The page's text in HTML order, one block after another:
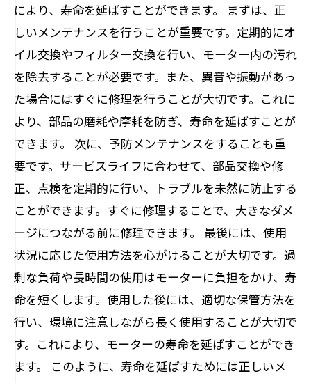
により、寿命を延ばすことができます。 まずは、正
しいメンテナンスを行うことが重要です。定期的にオ
イル交換やフィルター交換を行い、モーター内の汚れ
を除去することが必要です。また、異音や振動があっ
た場合にはすぐに修理を行うことが大切です。これに
より、部品の磨耗や摩耗を防ぎ、寿命を延ばすことが
できます。 次に、予防メンテナンスをすることも重
要です。サービスライフに合わせて、部品交換や修
正、点検を定期的に行い、トラブルを未然に防止する
ことができます。すぐに修理することで、大きなダメ
ージにつながる前に修理できます。 最後には、使用
状況に応じた使用方法を心がけることが大切です。過
剰な負荷や長時間の使用はモーターに負担をかけ、寿
命を短くします。使用した後には、適切な保管方法を
行い、環境に注意しながら長く使用することが大切で
す。これにより、モーターの寿命を延ばすことができ
ます。 このように、寿命を延ばすためには正しいメ